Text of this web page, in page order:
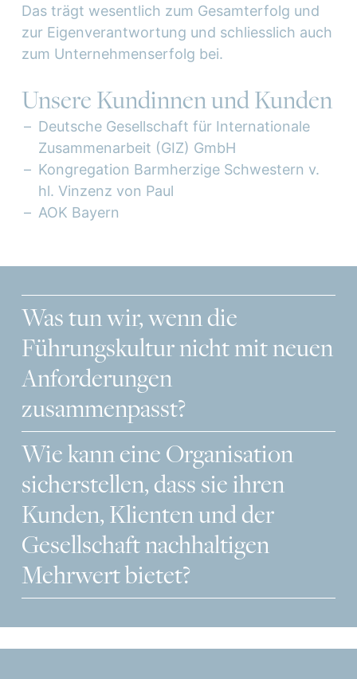
Das trägt wesentlich zum Gesamterfolg und
zur Eigenverantwortung und schliesslich auch
zum Unternehmenserfolg bei.
Unsere Kundinnen und Kunden
Deutsche Gesellschaft für Internationale
Zusammenarbeit (GIZ) GmbH
Kongregation Barmherzige Schwestern v.
hl. Vinzenz von Paul
AOK Bayern
Was tun wir, wenn die
Führungskultur nicht mit neuen
Anforderungen
zusammenpasst?
Wie kann eine Organisation
sicherstellen, dass sie ihren
Kunden, Klienten und der
Gesellschaft nachhaltigen
Mehrwert bietet?